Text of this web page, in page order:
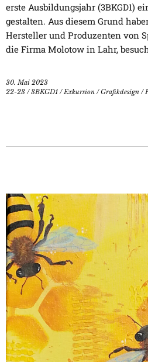
erste Ausbildungsjahr (3BKGD1)
gestalten. Aus diesem Grund
Hersteller und Produzenten von
die Firma Molotow in Lahr,
30. Mai 2023
22-23 /3BKGD1 /Exkursion /Grafikdesign /